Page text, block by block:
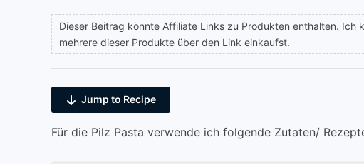
Dieser Beitrag könnte Affiliate Links zu Produkten enthalten. Ich
mehrere dieser Produkte über den Link einkaufst.
Jump to Recipe
Für die Pilz Pasta verwende ich folgende Zutaten/